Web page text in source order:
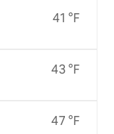
41 °F
43 °F
47 °F